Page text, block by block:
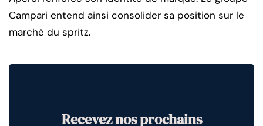
Campari entend ainsi consolider sa position sur le
marché du spritz.
Recevez nos prochains